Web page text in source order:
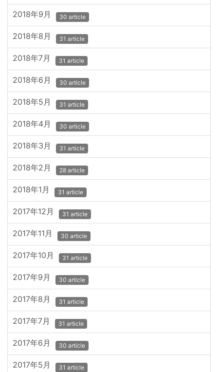
2018年9月 30 article
2018年8月 31 article
2018年7月 31 article
2018年6月 30 article
2018年5月 31 article
2018年4月 30 article
2018年3月 31 article
2018年2月 28 article
2018年1月 31 article
2017年12月 31 article
2017年11月 30 article
2017年10月 31 article
2017年9月 30 article
2017年8月 31 article
2017年7月 31 article
2017年6月 30 article
2017年5月 31 article